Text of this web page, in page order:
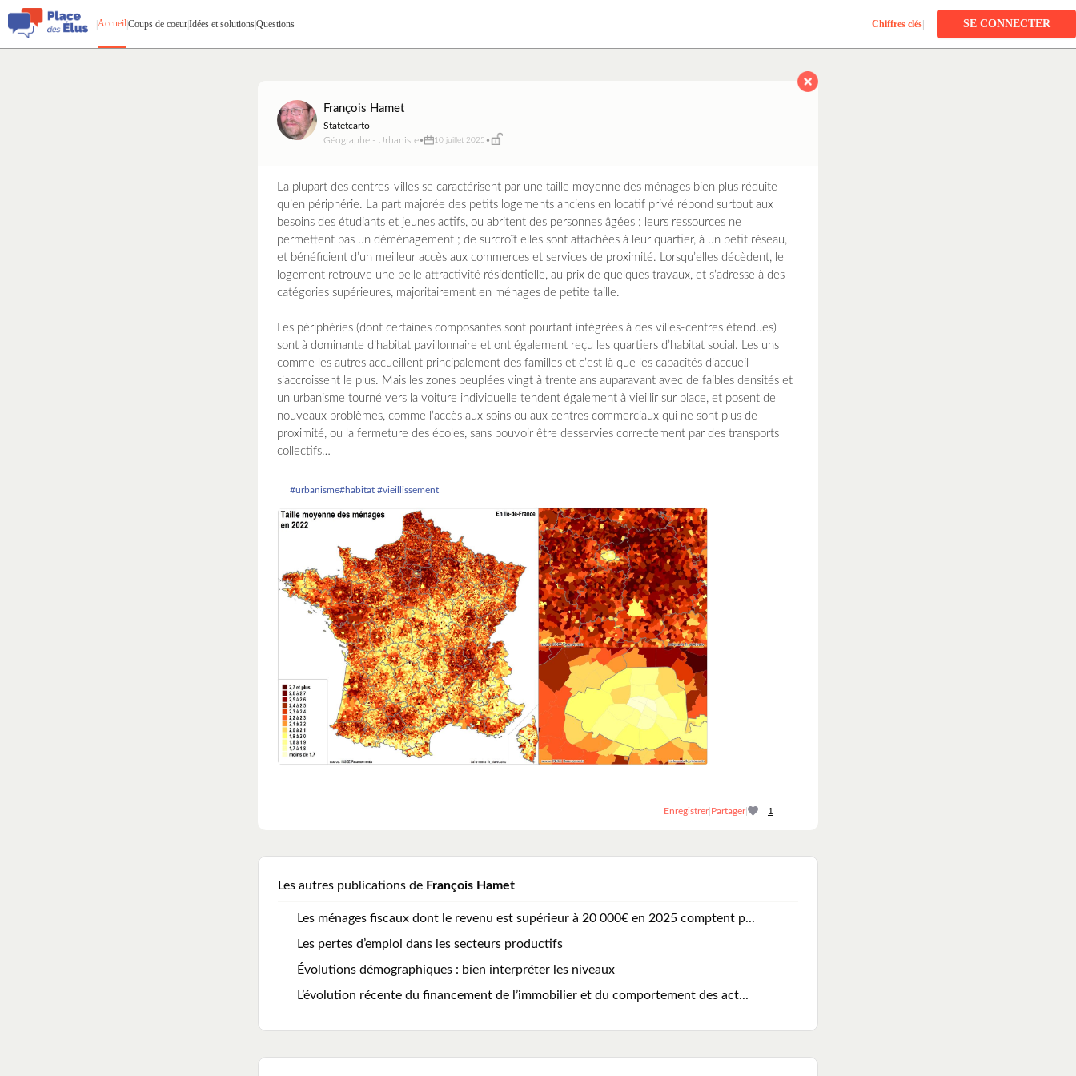
|Accueil|Coups de coeur|Idées et solutions|Questions Chiffres clés| SE CONNECTER
François Hamet
Statetcarto
Géographe - Urbaniste• 10 juillet 2025 •
La plupart des centres-villes se caractérisent par une taille moyenne des ménages bien plus réduite
qu’en périphérie. La part majorée des petits logements anciens en locatif privé répond surtout aux
besoins des étudiants et jeunes actifs, ou abritent des personnes âgées ; leurs ressources ne
permettent pas un déménagement ; de surcroît elles sont attachées à leur quartier, à un petit réseau,
et bénéficient d’un meilleur accès aux commerces et services de proximité. Lorsqu’elles décèdent, le
logement retrouve une belle attractivité résidentielle, au prix de quelques travaux, et s’adresse à des
catégories supérieures, majoritairement en ménages de petite taille.
Les périphéries (dont certaines composantes sont pourtant intégrées à des villes-centres étendues)
sont à dominante d’habitat pavillonnaire et ont également reçu les quartiers d’habitat social. Les uns
comme les autres accueillent principalement des familles et c’est là que les capacités d’accueil
s’accroissent le plus. Mais les zones peuplées vingt à trente ans auparavant avec de faibles densités et
un urbanisme tourné vers la voiture individuelle tendent également à vieillir sur place, et posent de
nouveaux problèmes, comme l’accès aux soins ou aux centres commerciaux qui ne sont plus de
proximité, ou la fermeture des écoles, sans pouvoir être desservies correctement par des transports
collectifs…
#urbanisme#habitat #vieillissement
Enregistrer| Partager| 1
Les autres publications de François Hamet
Les ménages fiscaux dont le revenu est supérieur à 20 000€ en 2025 comptent p...
Les pertes d’emploi dans les secteurs productifs
Évolutions démographiques : bien interpréter les niveaux
L’évolution récente du financement de l’immobilier et du comportement des act...